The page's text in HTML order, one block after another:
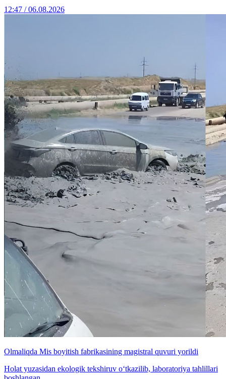
12:47 / 06.08.2026
Olmaliqda Mis boyitish fabrikasining magistral quvuri yorildi
Holat yuzasidan ekologik tekshiruv o‘tkazilib, laboratoriya tahlillari